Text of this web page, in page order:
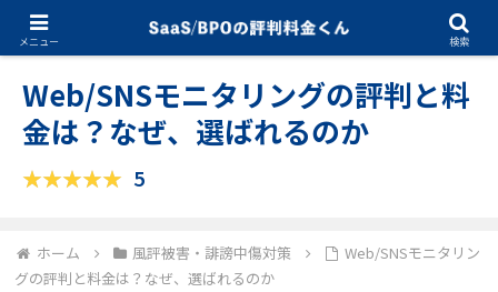
風評被害・誹謗中傷対策 12.17.2025
Web/SNSモニタリングの評判と料
金は？なぜ、選ばれるのか
5
ホーム 風評被害・誹謗中傷対策
Web/SNSモニタリン
グの評判と料金は？なぜ、選ばれるのか
メニュー 検索